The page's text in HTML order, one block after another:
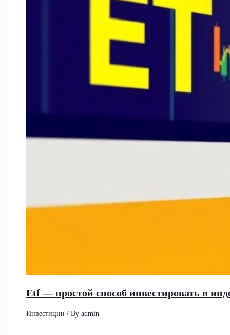
Etf — простой способ инвестировать в
Инвестиции / By admin